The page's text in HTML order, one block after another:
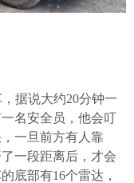
据说大约20分钟一
名安全员，他会叮
一旦前方有人靠
一段距离后，才会
底部有16个雷达，